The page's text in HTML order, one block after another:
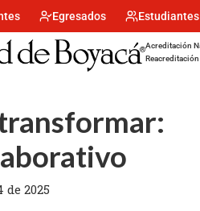
Egresados Estudiantes
Acreditación
de 2025